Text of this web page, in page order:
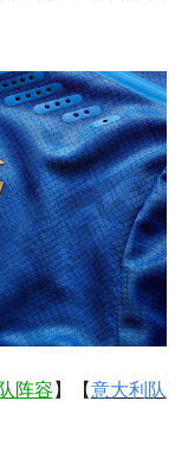
阵容】【意大利队